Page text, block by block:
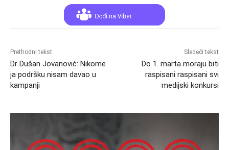
Prethodni tekst
Dr Dušan Jovanović: Nikome
ja podršku nisam davao u
kampanji
Sledeći tekst
Do 1. marta moraju biti
raspisani raspisani svi
medijski konkursi